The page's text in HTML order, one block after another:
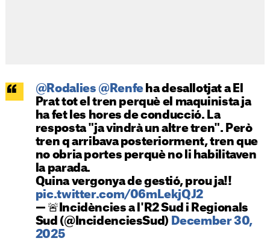
@Rodalies @Renfeha desallotjat a El
Prat tot el tren perquè el maquinista ja
ha fet les hores de conducció. La
resposta "ja vindrà un altre tren". Però
tren q arribava posteriorment, tren que
no obria portes perquè no li habilitaven
la parada.
Quina vergonya de gestió, prou ja!!
pic.twitter.com/06mLekjQJ2
— 🚨Incidències a l'R2 Sud i Regionals
Sud (@IncidenciesSud) December 30,
2025